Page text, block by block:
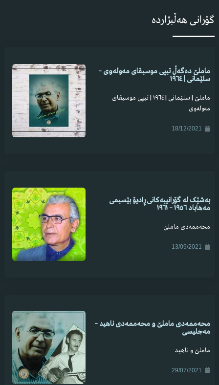
گۆرانی هەڵبژاردە
ماملێ دەگەڵ تیپی موسیقای مەولەوی –
سلێمانی | ١٩٦٤
ماملێ | سلێمانی | ١٩٦٤ | تیپی موسیقای
مەولەوی
18/12/2021
بەشێک لە گۆرانییەکانی ڕادیۆ بێسیمی
مەهاباد ١٩٥٦ – ١٩٦١
محەممەدی ماملێ
13/09/2021
محەممەدی ماملێ و محەممەدی ناهید –
مەجلیسی
ماملێ و ناهید
29/07/2021